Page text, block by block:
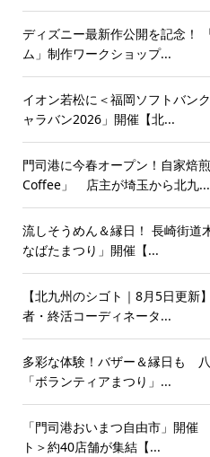
ディズニー最新作公開を記念！
ム」制作ワークショップ...
イオン若松に＜福岡ソフトバン
ャラバン2026」開催【北...
門司港に今春オープン！自家焙
Coffee」 店主が埼玉から北九...
流しそうめん＆縁日！ 長崎街道
なばたまつり」開催【...
【北九州のシゴト｜8月5日更
者・終活コーディネータ...
多彩な体験！バザー＆縁日も
「ボランティアまつり」...
「門司港おいまつ自由市」開
ト＞約40店舗が集結【...